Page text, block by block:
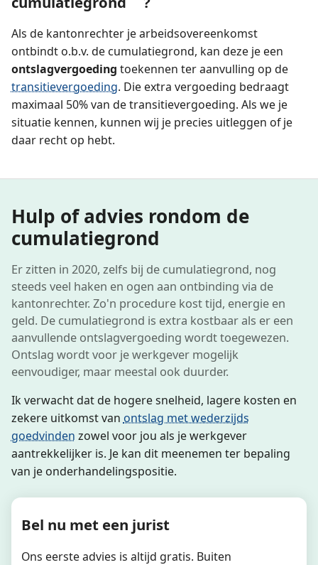
Als de kantonrechter je arbeidsovereenkomst
ontbindt o.b.v. de cumulatiegrond, kan deze je een
ontslagvergoeding toekennen ter aanvulling op de
transitievergoeding. Die extra vergoeding bedraagt
maximaal 50% van de transitievergoeding. Als we je
situatie kennen, kunnen wij je precies uitleggen of je
daar recht op hebt.
Hulp of advies rondom de
cumulatiegrond
Er zitten in 2020, zelfs bij de cumulatiegrond, nog
steeds veel haken en ogen aan ontbinding via de
kantonrechter. Zo'n procedure kost tijd, energie en
geld. De cumulatiegrond is extra kostbaar als er een
aanvullende ontslagvergoeding wordt toegewezen.
Ontslag wordt voor je werkgever mogelijk
eenvoudiger, maar meestal ook duurder.
Ik verwacht dat de hogere snelheid, lagere kosten en
zekere uitkomst van ontslag met wederzijds
goedvinden zowel voor jou als je werkgever
aantrekkelijker is. Je kan dit meenemen ter bepaling
van je onderhandelingspositie.
Bel nu met een jurist
Ons eerste advies is altijd gratis. Buiten